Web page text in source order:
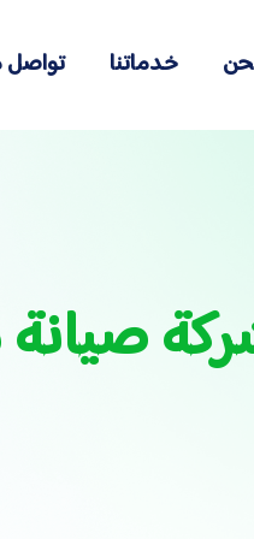
خدماتنا تواصل
صيانة